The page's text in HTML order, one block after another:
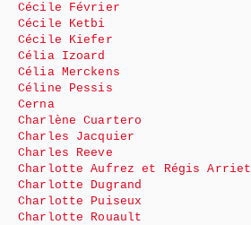
Cécile Février
Cécile Ketbi
Cécile Kiefer
Célia Izoard
Célia Merckens
Céline Pessis
Cerna
Charlène Cuartero
Charles Jacquier
Charles Reeve
Charlotte Aufrez et Régis Arriet
Charlotte Dugrand
Charlotte Puiseux
Charlotte Rouault